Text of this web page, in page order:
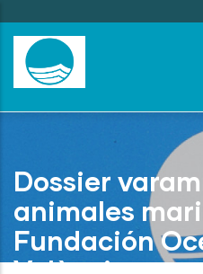
to
main
content
Dossier
animales
Fundación